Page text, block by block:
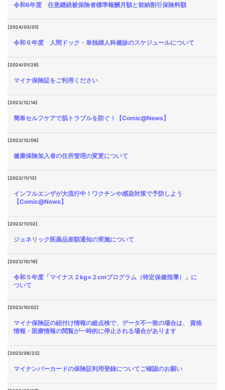
令和6年度 任意継続被保険者標準報酬月額と前納割引保険料額
[2024/03/01]
令和６年度 人間ドック・単独婦人科健診のスケジュールについて
[2024/01/29]
マイナ保険証をご利用ください
[2023/12/14]
簡単セルフケアで肌トラブルを防ぐ！【Comic@News】
[2023/12/08]
健康保険加入者の住所管理の変更について
[2023/11/13]
インフルエンザが大流行中！ワクチンや感染対策で予防しよう
【Comic@News】
[2023/11/02]
ジェネリック医薬品差額通知の実施について
[2023/10/19]
令和５年度「マイナス２kg×２cmプログラム（特定保健指導）」に
ついて
[2023/10/02]
マイナ保険証の紐付け情報の総点検で、データ不一致の場合は、 資格
情報・医療情報の閲覧が一時的に停止される場合があります
[2023/08/23]
マイナンバーカードの保険証利用登録についてご確認のお願い